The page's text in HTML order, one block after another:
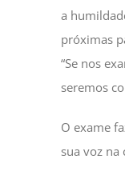
a
próximas
“Se nos
seremos
O exame
sua voz na